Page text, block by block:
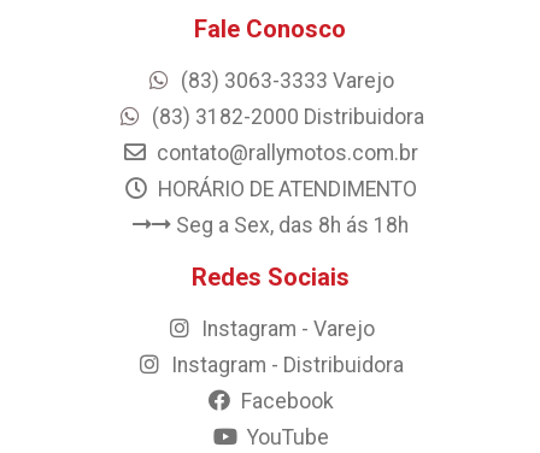
Fale Conosco
(83) 3063-3333 Varejo
(83) 3182-2000 Distribuidora
contato@rallymotos.com.br
HORÁRIO DE ATENDIMENTO
Seg a Sex, das 8h ás 18h
Redes Sociais
Instagram - Varejo
Instagram - Distribuidora
Facebook
YouTube